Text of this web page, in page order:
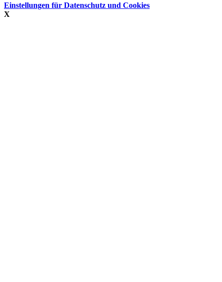
Einstellungen für Datenschutz und Cookies
X